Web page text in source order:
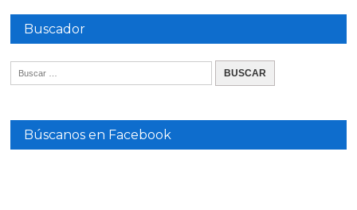
Buscador
Búscanos en Facebook